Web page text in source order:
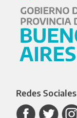
Redes Sociales